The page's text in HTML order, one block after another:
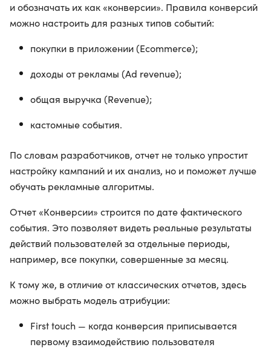
и обозначать их как «конверсии». Правила конверсий
можно настроить для разных типов событий:
покупки в приложении (Ecommerce);
доходы от рекламы (Ad revenue);
общая выручка (Revenue);
кастомные события.
По словам разработчиков, отчет не только упростит
настройку кампаний и их анализ, но и поможет лучше
обучать рекламные алгоритмы.
Отчет «Конверсии» строится по дате фактического
события. Это позволяет видеть реальные результаты
действий пользователей за отдельные периоды,
например, все покупки, совершенные за месяц.
К тому же, в отличие от классических отчетов, здесь
можно выбрать модель атрибуции:
First touch — когда конверсия приписывается
первому взаимодействию пользователя